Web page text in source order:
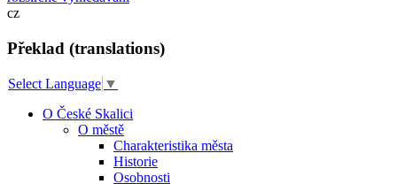
cz
Překlad (translations)
Select Language ▼
O České Skalici
O městě
Charakteristika města
Historie
Osobnosti